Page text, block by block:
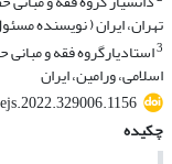
تهران، ایران ( نویسنده
3استادیارگروه فقه و
اسلامی، ورامین، ایران
چکیده